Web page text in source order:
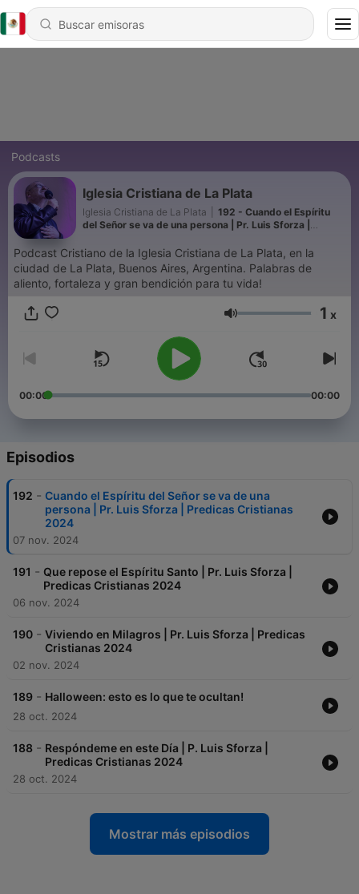
Podcasts
Iglesia Cristiana de La Plata
Iglesia Cristiana de La Plata
192 - Cuando el Espíritu
del Señor se va de una persona | Pr. Luis Sforza |
Podcast Cristiano de la Iglesia Cristiana de La Plata, en la
ciudad de La Plata, Buenos Aires, Argentina. Palabras de
aliento, fortaleza y gran bendición para tu vida!
Volumen 1 x
00:00 00:00
Episodios
192 - Cuando el Espíritu del Señor se va de una
persona | Pr. Luis Sforza | Predicas Cristianas
2024
07 nov. 2024
191 - Que repose el Espíritu Santo | Pr. Luis Sforza |
Predicas Cristianas 2024
06 nov. 2024
190 - Viviendo en Milagros | Pr. Luis Sforza | Predicas
Cristianas 2024
02 nov. 2024
189 - Halloween: esto es lo que te ocultan!
28 oct. 2024
188 - Respóndeme en este Día | P. Luis Sforza |
Predicas Cristianas 2024
28 oct. 2024
Mostrar más episodios